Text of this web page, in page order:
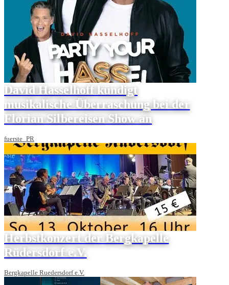
David Hasselhoff kündigt
musikalische Überraschung bei der
Florian Silbereisen Show an
fuerste_PR
Herbstkonzert der Bergkapelle
Rüdersdorf e.V.
Bergkapelle Ruedersdorf e.V.